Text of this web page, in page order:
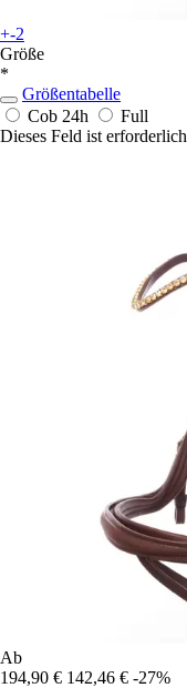
+-2
Größe
*
Größentabelle
Cob 24h
Full
Dieses Feld ist erforderlich
Ab
194,90 € 142,46 € -27%